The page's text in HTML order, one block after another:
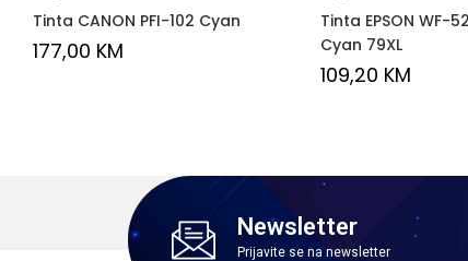
Tinta CANON PFI-102 Cyan
177,00 KM
Tinta EPSON WF-
Cyan 79XL
109,20 KM
Newsletter
Prijavite se na newsletter